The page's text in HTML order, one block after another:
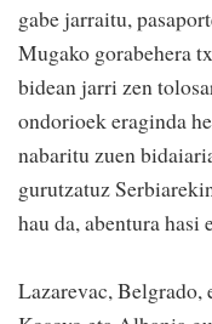
gabe jarraitu,
Mugako gorabehera
bidean jarri zen
ondorioek eraginda
nabaritu zuen
gurutzatuz
hau da, abentura hasi
Lazarevac, Belgrado,